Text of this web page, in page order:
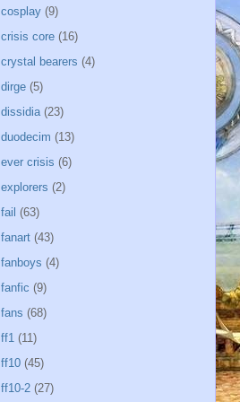
cosplay (9)
crisis core (16)
crystal bearers (4)
dirge (5)
dissidia (23)
duodecim (13)
ever crisis (6)
explorers (2)
fail (63)
fanart (43)
fanboys (4)
fanfic (9)
fans (68)
ff1 (11)
ff10 (45)
ff10-2 (27)